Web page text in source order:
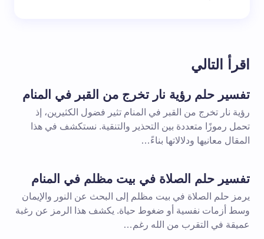
اقرأ التالي
تفسير حلم رؤية نار تخرج من القبر في المنام
رؤية نار تخرج من القبر في المنام تثير فضول الكثيرين، إذ
تحمل رموزًا متعددة بين التحذير والتنقية. نستكشف في هذا
المقال معانيها ودلالاتها بناءً…
تفسير حلم الصلاة في بيت مظلم في المنام
يرمز حلم الصلاة في بيت مظلم إلى البحث عن النور والإيمان
وسط أزمات نفسية أو ضغوط حياة. يكشف هذا الرمز عن رغبة
عميقة في التقرب من الله رغم…